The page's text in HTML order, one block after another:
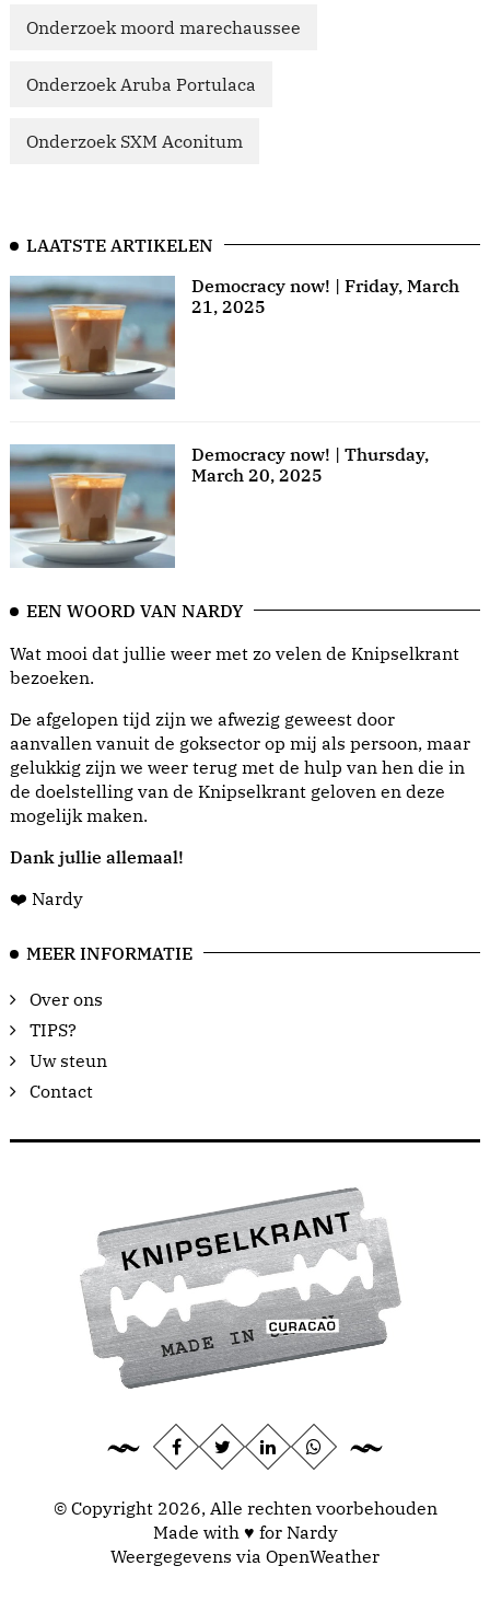
Onderzoek moord marechaussee
Onderzoek Aruba Portulaca
Onderzoek SXM Aconitum
LAATSTE ARTIKELEN
Democracy now! | Friday, March
21, 2025
Democracy now! | Thursday,
March 20, 2025
EEN WOORD VAN NARDY
Wat mooi dat jullie weer met zo velen de Knipselkrant
bezoeken.
De afgelopen tijd zijn we afwezig geweest door
aanvallen vanuit de goksector op mij als persoon, maar
gelukkig zijn we weer terug met de hulp van hen die in
de doelstelling van de Knipselkrant geloven en deze
mogelijk maken.
Dank jullie allemaal!
❤️ Nardy
MEER INFORMATIE
Over ons
TIPS?
Uw steun
Contact
© Copyright 2026, Alle rechten voorbehouden
Made with ♥ for Nardy
Weergegevens via OpenWeather